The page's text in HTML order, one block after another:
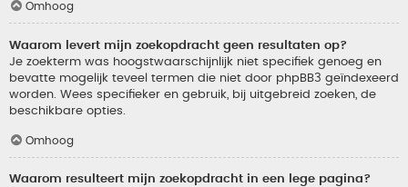
Omhoog
Waarom levert mijn zoekopdracht geen resultaten op?
Je zoekterm was hoogstwaarschijnlijk niet specifiek genoeg en
bevatte mogelijk teveel termen die niet door phpBB3 geïndexeerd
worden. Wees specifieker en gebruik, bij uitgebreid zoeken, de
beschikbare opties.
Omhoog
Waarom resulteert mijn zoekopdracht in een lege pagina?